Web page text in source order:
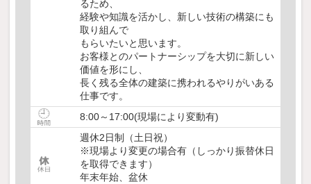
るため、
経験や知識を活かし、新しい技術の構築にも
取り組んで
もらいたいと思います。
お客様とのパートナーシップを大切に新しい
価値を形にし、
長く残る全体の建築に携われるやりがいある
仕事です。
8:00～17:00(現場により変動有)
週休2日制（土日祝）
※現場より変更の場合有（しっかり振替休日
を取得できます）
年末年始、盆休